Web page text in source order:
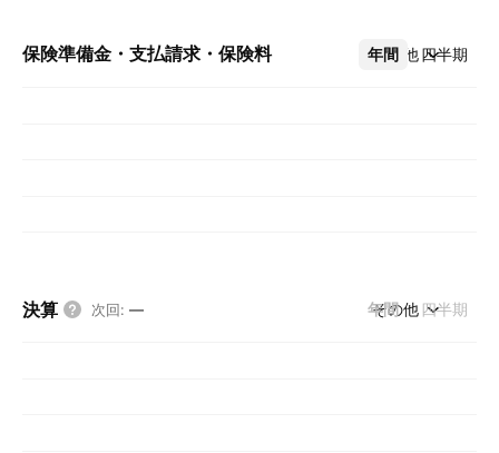
保険準備金・支払請求・保険料 年間 四半期
その他
決算 次回: — 年間 四半期
その他